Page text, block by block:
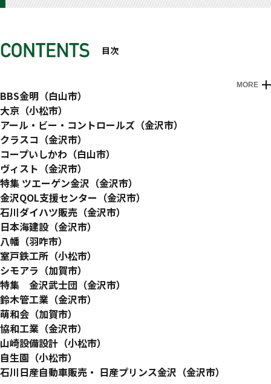
目次
MORE
はじめに
プロローグ 石川県で働こう！
BBS金明（白山市）
世界シェア90％以上の半導体関連装置をはじめ、多種多様な
製品を生み出す少数精鋭の装置メーカー
大京（小松市）
仲間と共に働き、語り、笑い合い、チャレンジを通して技と心
を磨く
アール・ビー・コントロールズ（金沢市）
電子制御装置の開発・製造を軸に快適で豊かな暮らしを創造す
るメーカー
クラスコ（金沢市）
アイデアと実行力で課題に挑み、ひとと暮らしを楽しい未来へ
導いていく
コープいしかわ（白山市）
商品と一緒に真心をお届けするつながりから始まる豊かな暮ら
し
ヴィスト（金沢市）
「働く希望」に溢れた社会を目指して、働くことに障害を感じ
る人の就労・自立を総合サポート
特集 ツエーゲン金沢（金沢市）
挑戦を、この街の伝統に。 サッカーを通じ、人・まちを育て
る
金沢QOL支援センター（金沢市）
地域から創造する障がいのある人も活躍できる社会
石川ダイハツ販売（金沢市）
石川県全域でダイハツ製新車および中古車販売を手がけるカー
ディーラー
日本海建設（金沢市）
安全・安心の担い手として地域の暮らしを守り続ける
八幡（羽咋市）
食を通じてその地域に必要とされるべく、安心安全で多彩な
「食」と「笑顔」を追求
室戸鉄工所（小松市）
最新鋭の製品から小さな部品まで一貫生産。世界で活躍する建
設・産業機械を支えるメーカー
シモアラ（加賀市）
木にこだわり、木の良さをずっと伝える建材加工・建築・設計
まで全て一貫施工
特集 金沢武士団（金沢市）
サムライ魂で観客を魅了する
鈴木管工業（金沢市）
「小粒でもぴりりと辛い」 建築設備技術の少数精鋭集団
萌和会（加賀市）
地域ぐるみで支え合い、尊重するふれあいのコミュニティケア
協和工業（金沢市）
「北陸の湯を守る」 志を持ち浴場のあらゆるメンテナンス・
開発を担う
山崎設備設計（小松市）
建物に息吹を与える建築設計のキーマン的存在
自生園（小松市）
めぐる・つながる・続いていく―持続循環型社会の構築を目指
石川日産自動車販売・ 日産プリンス金沢（金沢市）